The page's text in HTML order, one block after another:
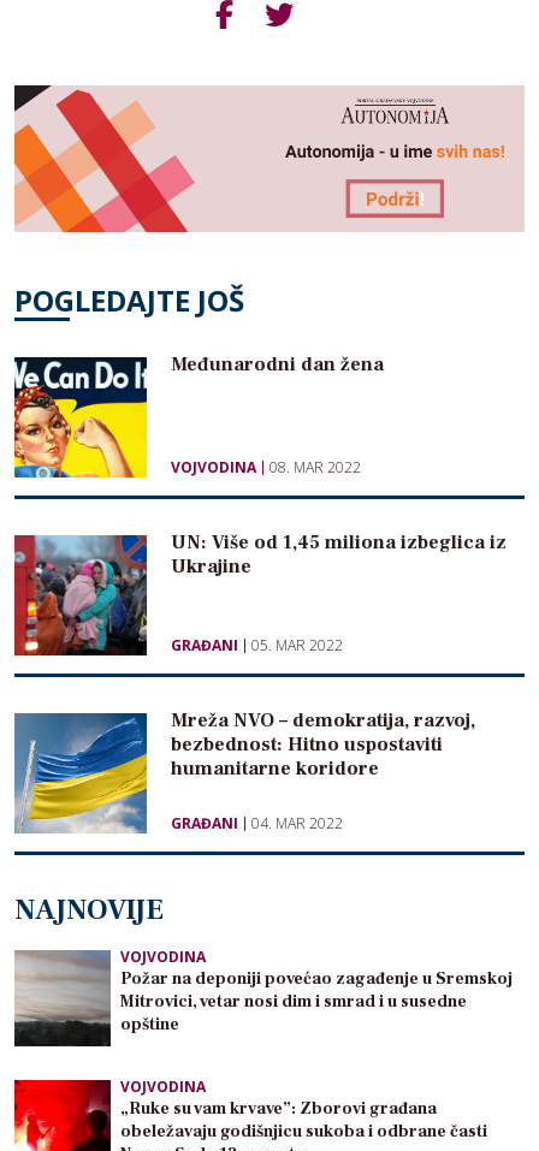
POGLEDAJTE JOŠ
Međunarodni dan žena
VOJVODINA 08. MAR 2022
UN: Više od 1,45 miliona izbeglica iz
Ukrajine
GRAĐANI 05. MAR 2022
Mreža NVO – demokratija, razvoj,
bezbednost: Hitno uspostaviti
humanitarne koridore
GRAĐANI 04. MAR 2022
NAJNOVIJE
VOJVODINA
Požar na deponiji povećao zagađenje u Sremskoj
Mitrovici, vetar nosi dim i smrad i u susedne
opštine
VOJVODINA
„Ruke su vam krvave”: Zborovi građana
obeležavaju godišnjicu sukoba i odbrane časti